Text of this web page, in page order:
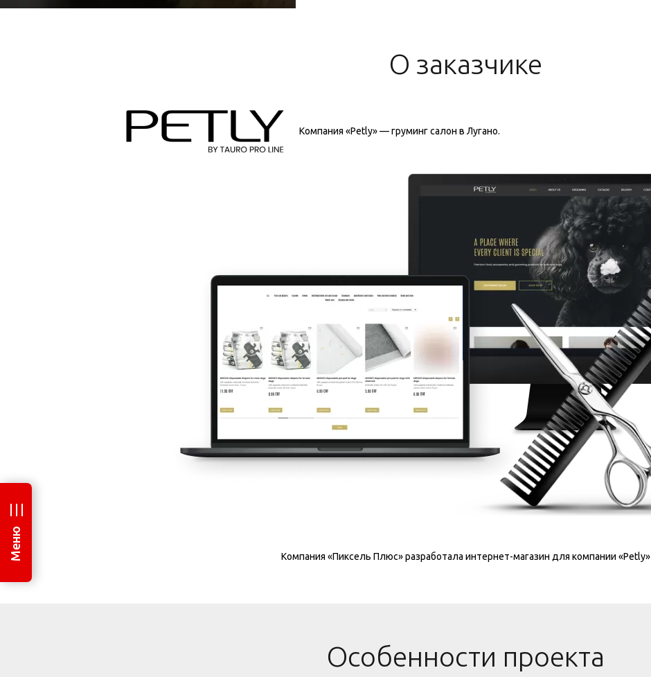
Меню
О заказчике
Компания «Petly» — груминг салон в Лугано.
Компания «Пиксель Плюс» разработала интернет-магазин для компании «Petly»
Особенности проекта